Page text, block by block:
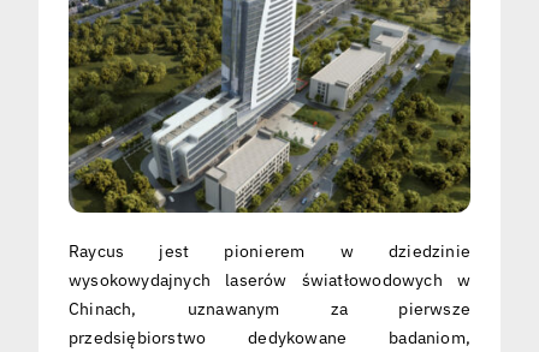
Raycus jest pionierem w dziedzinie
wysokowydajnych laserów światłowodowych w
Chinach, uznawanym za pierwsze
przedsiębiorstwo dedykowane badaniom,